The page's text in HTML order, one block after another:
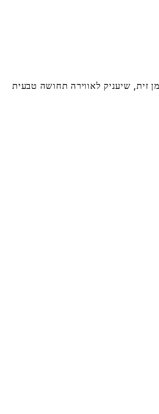
זית, שיעניק לאווירה תחושה טבעית